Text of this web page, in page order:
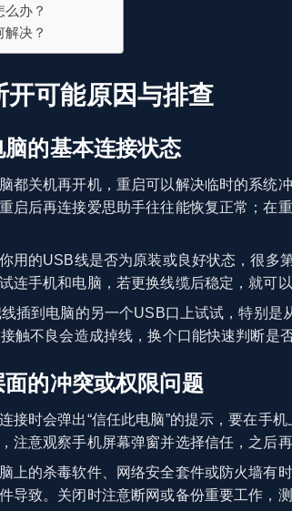
办？
决？
可能原因与排查
的基本连接状态
都关机再开机，重启可以解决临时的系统
启后再连接爱思助手往往能恢复正常；在
用的USB线是否为原装或良好状态，很多
连手机和电脑，若更换线缆后稳定，就可
插到电脑的另一个USB口上试试，特别
触不良会造成掉线，换个口能快速判断是
的冲突或权限问题
接时会弹出“信任此电脑”的提示，要在手
注意观察手机屏幕弹窗并选择信任，之后
上的杀毒软件、网络安全套件或防火墙有
导致。关闭时注意断网或备份重要工作，